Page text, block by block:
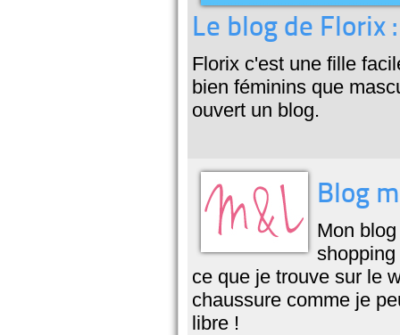
Le blog de Florix
Florix c'est une fille
bien féminins que
ouvert un blog.
Blog
Mon
ce que je trouve sur le
chaussure comme je
libre !